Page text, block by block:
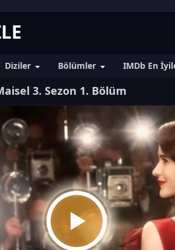
Diziler Bölümler IMDb En
3. Sezon 1. Bölüm